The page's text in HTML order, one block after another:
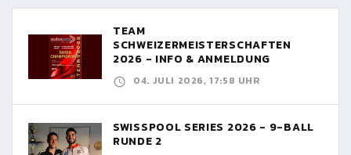
TEAM
SCHWEIZERMEISTERSCHAFTEN
2026 - INFO & ANMELDUNG
04. JULI 2026, 17:58 UHR
SWISSPOOL SERIES 2026 - 9-BALL
RUNDE 2